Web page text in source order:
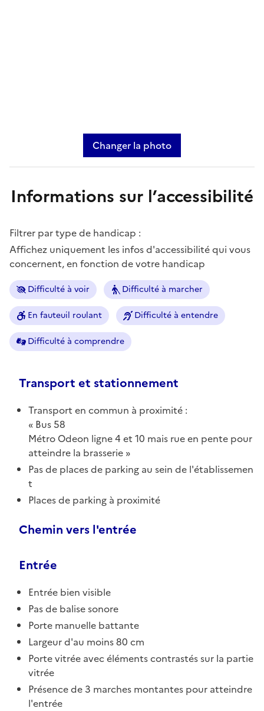
Changer la photo
Informations sur l’accessibilité
Filtrer par type de handicap :
Affichez uniquement les infos d'accessibilité qui vous
concernent, en fonction de votre handicap
Difficulté à voir Difficulté à marcher
En fauteuil roulant Difficulté à entendre
Difficulté à comprendre
Transport et stationnement
Transport en commun à proximité :
Bus 58
Métro Odeon ligne 4 et 10 mais rue en pente pour
atteindre la brasserie
Pas de places de parking au sein de l'établissemen
t
Places de parking à proximité
Chemin vers l'entrée
Entrée
Entrée bien visible
Pas de balise sonore
Porte manuelle battante
Largeur d'au moins 80 cm
Porte vitrée avec éléments contrastés sur la partie
vitrée
Présence de 3 marches montantes pour atteindre
l'entrée